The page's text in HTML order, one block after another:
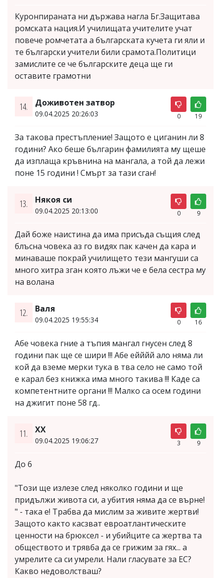
Куронпираната ни държава нагла Бг.Защитава
ромската нация.И училищата учителите учат
повече ромчетата а българската кучета ги яли и
те български учители били срамота.Политици
замислите се че българските деца ще ги
оставите грамотни
14. Доживотен затвор
09.04.2025 20:26:03 0 19
За такова престъпление! Защото е циганин ли 8
години? Ако беше българин фамилията му щеше
да изплаща кръвнина на мангала, а той да лежи
поне 15 години ! Смърт за тази сган!
13. Някоя си
09.04.2025 20:13:00 0 9
Дай боже наистина да има присъда същия след
блъсна човека аз го видях пак качен да кара и
минаваше покрай училището тези мангуши са
много хитра зган която лъжи че е бела сестра му
на волана
12. Валя
09.04.2025 19:55:34 0 16
Абе човека гние а тъпия мангал гнусен след 8
години пак ще се шири !!! Абе ейййй ало няма ли
кой да вземе мерки тука в тва село не само той
е карал без книжка има много такива !!! Каде са
компетентните органи !!! Малко са осем години
на джигит поне 58 гд..
11. ХХ
09.04.2025 19:06:27 3 9
До 6
"Този ще излезе след няколко години и ще
придължи живота си, а убития няма да се върне!
" - така е! Трабва да мислим за живите жертви!
Защото както касзват евроатлантическите
ценности на брюксел - и убийците са жертва та
обществото и трявба да се грижим за гях... а
умрелите са си умрели. Нали гласувате за ЕС?
Какво недоволстваш?